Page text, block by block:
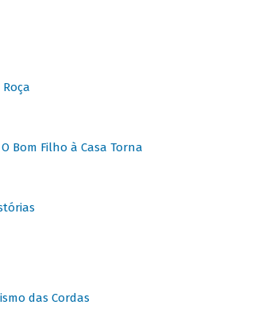
Roça
O Bom Filho à Casa Torna
das Cordas